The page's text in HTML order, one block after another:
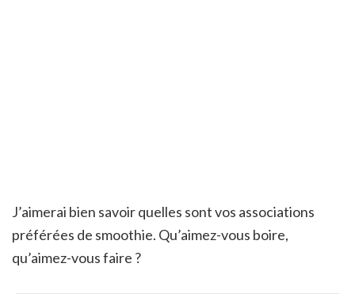
J’aimerai bien savoir quelles sont vos associations
préférées de smoothie. Qu’aimez-vous boire,
qu’aimez-vous faire ?